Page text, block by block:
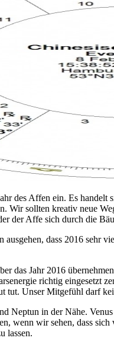
des Affen ein. Es
Wir sollten kreativ neue
der Affe sich durch die
ausgehen, dass 2016 sehr
das Jahr 2016
richtig eingesetzt
Unser Mitgefühl darf
Neptun in der Nähe.
wenn wir sehen, dass
lassen.